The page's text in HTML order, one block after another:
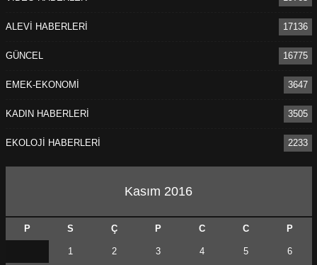
ALEVİ HABERLERİ 17136
GÜNCEL 16775
EMEK-EKONOMİ 3647
KADIN HABERLERİ 3505
EKOLOJİ HABERLERİ 2233
Kasım 2016
P S Ç P C C P
1 2 3 4 5 6